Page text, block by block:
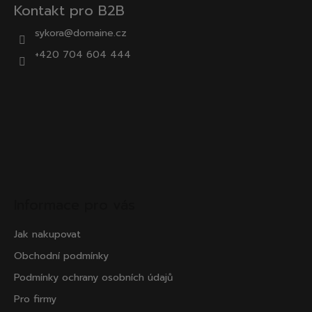
Kontakt pro B2B
sykora@domaine.cz
+420 704 604 444
Jak nakupovat
Obchodní podmínky
Podmínky ochrany osobních údajů
Pro firmy